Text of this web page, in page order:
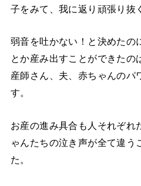
子をみて、我に返り頑張り抜
弱音を吐かない！と決めたの
とか産み出すことができたの
産師さん、夫、赤ちゃんのパ
す。
お産の進み具合も人それぞれ
ゃんたちの泣き声が全て違う
た。